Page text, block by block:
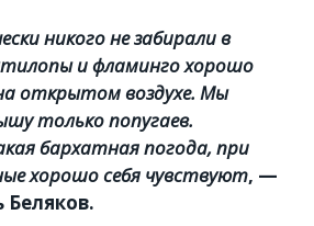
никого не забирали в
и фламинго хорошо
открытом воздухе. Мы
только попугаев.
бархатная погода, при
хорошо себя чувствуют, —
Беляков.